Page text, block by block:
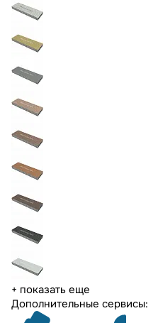
+ показать еще
Дополнительные сервисы: